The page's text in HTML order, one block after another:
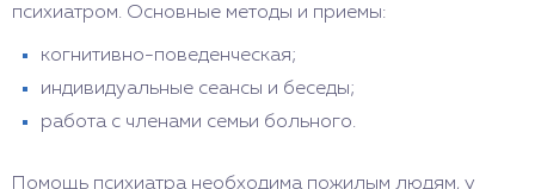
психиатром. Основные методы и приемы:
когнитивно-поведенческая;
индивидуальные сеансы и беседы;
работа с членами семьи больного.
Помощь психиатра необходима пожилым людям, у